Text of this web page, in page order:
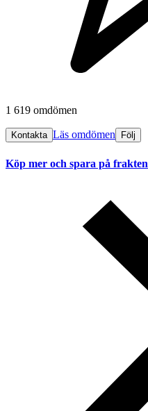
1 619 omdömen
Kontakta Läs omdömen Följ
Köp mer och spara på frakten